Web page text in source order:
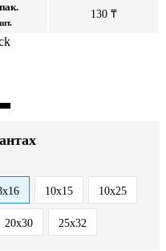
130 ₸
10x15 10x25
20x30 25x32